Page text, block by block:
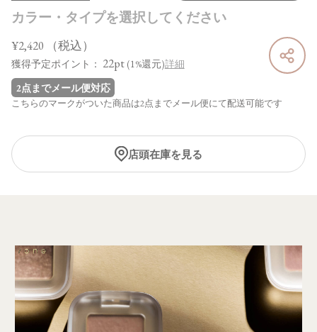
カラー・タイプを選択してください
¥2,420 （税込）
獲得予定ポイント： 22pt (1%還元)詳細
2点までメール便対応
こちらのマークがついた商品は2点までメール便にて配送可能です
店頭在庫を見る